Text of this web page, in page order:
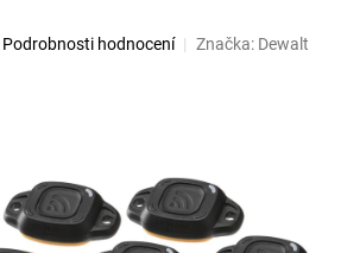
Podrobnosti hodnocení Značka: Dewalt